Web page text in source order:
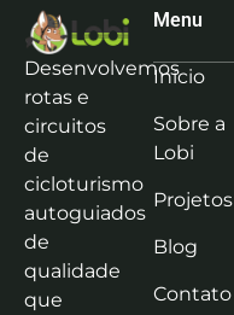
Desenvolvemos
rotas e
circuitos
de
cicloturismo
autoguiados
de
qualidade
que
Menu
Início
Sobre a
Lobi
Projetos
Blog
Contato